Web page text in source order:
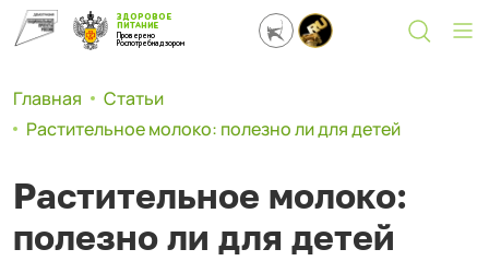
ЗДОРОВОЕ
ПИТАНИЕ
Проверено
Роспотребнадзором
Главная
Статьи
Растительное молоко: полезно ли для детей
Растительное молоко:
полезно ли для детей